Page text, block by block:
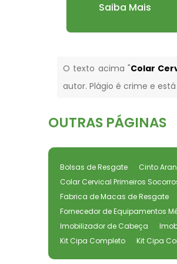
Saiba Mais
O texto acima "Colar
autor. Plágio é crime e
OUTRAS PÁGINAS
Bolsas de Resgate Cinto
Colar Cervical Primeiros
Fabrica de Macas de Resgate
Fornecedor de Equipamentos
Imobilizador de Cabeça
Kit Cipa Completo
Kit Cipa